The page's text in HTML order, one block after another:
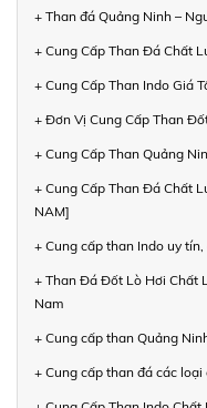
+ Than đá Quảng Ninh –
+ Cung Cấp Than Đá Chất
+ Cung Cấp Than Indo Giá
+ Đơn Vị Cung Cấp Than
+ Cung Cấp Than Quảng
+ Cung Cấp Than Đá Chất
NAM]
+ Cung cấp than Indo uy
+ Than Đá Đốt Lò Hơi Chất
Nam
+ Cung cấp than Quảng
+ Cung cấp than đá các